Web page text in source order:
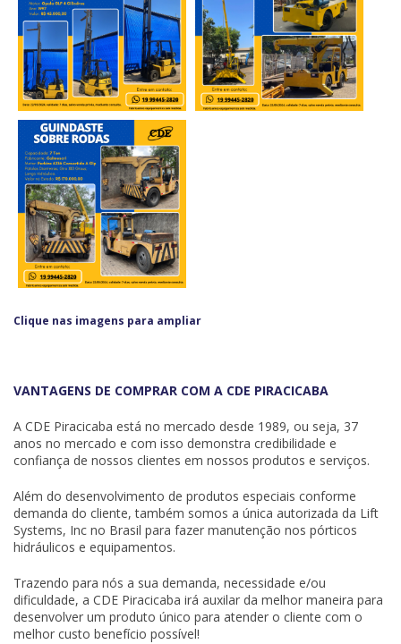
Clique nas imagens para ampliar
VANTAGENS DE COMPRAR COM A CDE PIRACICABA
A CDE Piracicaba está no mercado desde 1989, ou seja, 37
anos no mercado e com isso demonstra credibilidade e
confiança de nossos clientes em nossos produtos e serviços.
Além do desenvolvimento de produtos especiais conforme
demanda do cliente, também somos a única autorizada da Lift
Systems, Inc no Brasil para fazer manutenção nos pórticos
hidráulicos e equipamentos.
Trazendo para nós a sua demanda, necessidade e/ou
dificuldade, a CDE Piracicaba irá auxilar da melhor maneira para
desenvolver um produto único para atender o cliente com o
melhor custo benefício possível!